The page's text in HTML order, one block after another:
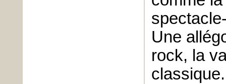
Une
rock, la
classique.